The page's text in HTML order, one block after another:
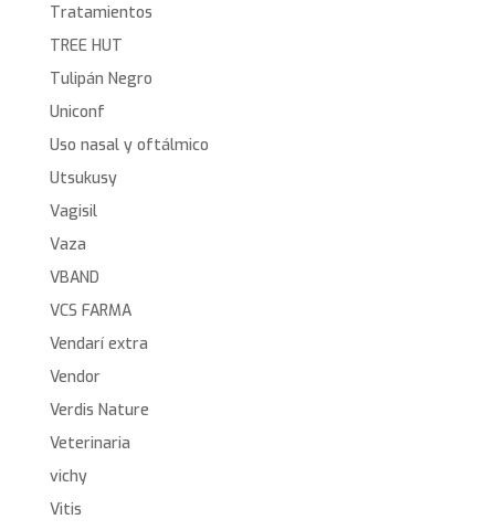
Tratamientos
TREE HUT
Tulipán Negro
Uniconf
Uso nasal y oftálmico
Utsukusy
Vagisil
Vaza
VBAND
VCS FARMA
Vendarí extra
Vendor
Verdis Nature
Veterinaria
vichy
Vitis